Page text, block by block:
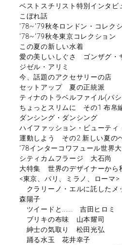
ベストスチリスト特別インタビ
こぼれ話
'78~'79秋冬ロンドン・コレク
'78~'79秋冬東京コレクション
この夏の新しい水着
愛の美しいしぐさ ゴンザグ・
ジゼル・アリミ
今、話題のアクセサリーの店
セットアップ 夏の正統派
ティナのトラベルファイル(パ
ちょっとスリムに その1 布帛
ダンシング・ダンシング
ハイファッション・ビューテ
運動しよう その2 新しい夏の
'78インターコワフュール世界
シティカムフラージ 大石尚
大特集 世界のデザイナーから
<東京、パリ、ミラノ、ローマ>
クラリーノ・エルに託した
森陽子
ツイードと...... 吉田ヒロミ
ブリキの布味 山本耀司
紳士の気取り 松田光弘
踊る水玉 花井幸子